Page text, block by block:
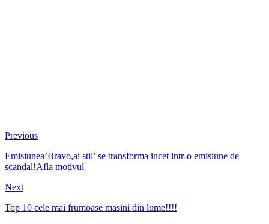
Previous
Emisiunea’Bravo,ai stil’ se transforma incet intr-o emisiune de
scandal!Afla motivul
Next
Top 10 cele mai frumoase masini din lume!!!!